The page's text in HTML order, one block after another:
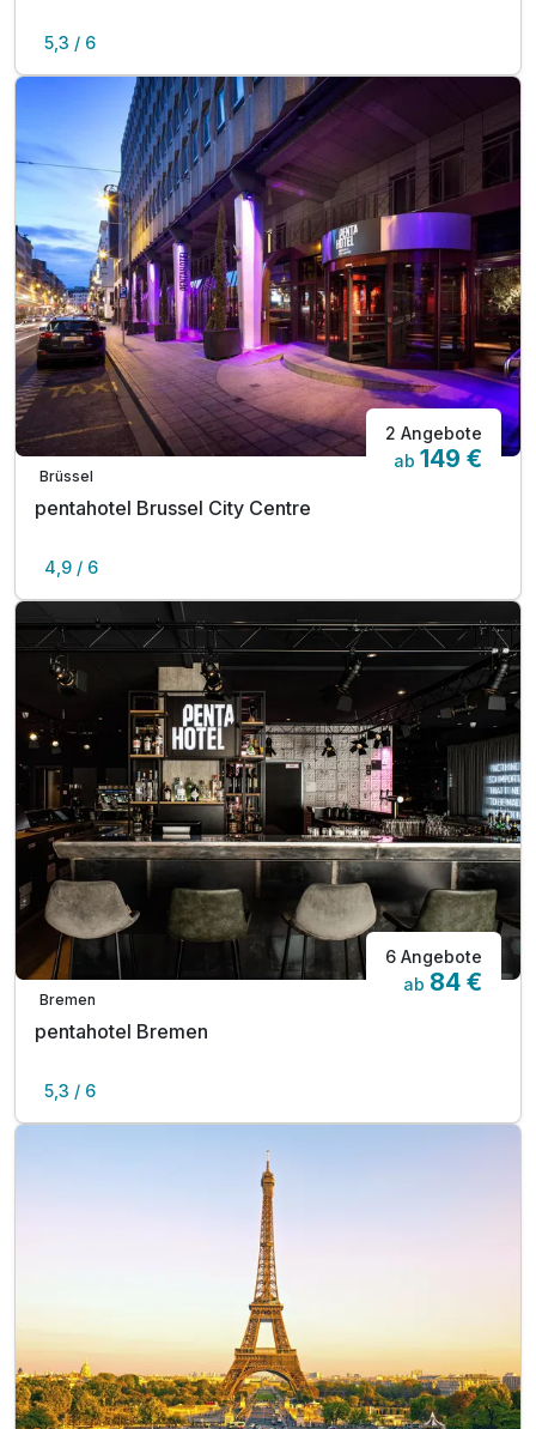
5,3 / 6
Brüssel
2 Angebote
ab 149 €
pentahotel Brussel City Centre
4,9 / 6
Bremen
6 Angebote
ab 84 €
pentahotel Bremen
5,3 / 6